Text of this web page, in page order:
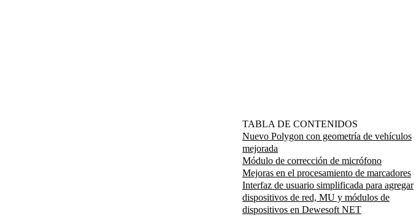
TABLA DE CONTENIDOS
Nuevo Polygon con geometría de vehículos
mejorada
Módulo de corrección de micrófono
Mejoras en el procesamiento de marcadores
Interfaz de usuario simplificada para agregar
dispositivos de red, MU y módulos de
dispositivos en Dewesoft NET